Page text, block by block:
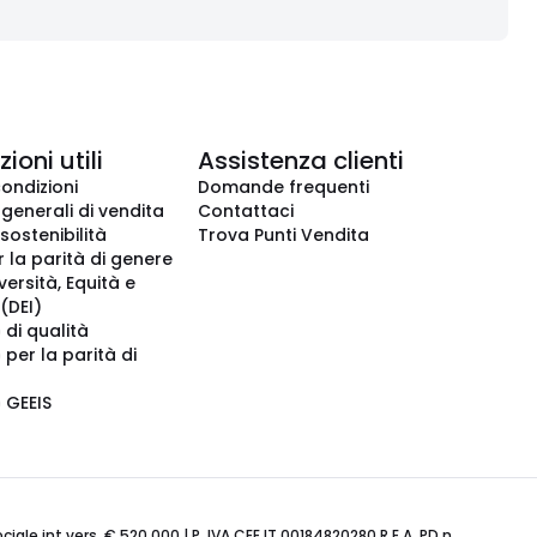
utili
di vendita
la parità di genere
Equità e
qualità
per la parità di
Assistenza clienti
Domande frequenti
Contattaci
Trova Punti Vendita